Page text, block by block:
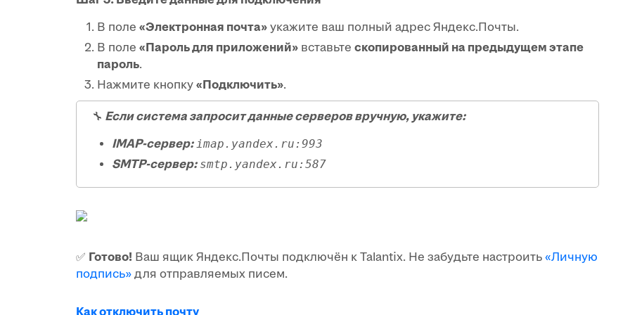
В поле «Электронная почта» укажите ваш полный адрес Яндекс.Почты.
В поле «Пароль для приложений» вставьте скопированный на предыдущем этапе
пароль.
Нажмите кнопку «Подключить».
🔧 Если система запросит данные серверов вручную, укажите:
IMAP-сервер: imap.yandex.ru:993
SMTP-сервер: smtp.yandex.ru:587
✅ Готово! Ваш ящик Яндекс.Почты подключён к Talantix. Не забудьте настроить «Личную
подпись» для отправляемых писем.
Как отключить почту